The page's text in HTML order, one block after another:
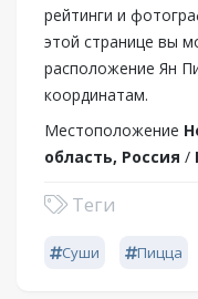
рейтинги и
этой странице вы
расположение Ян
координатам.
Местоположение
область, Россия /
Теги
Суши Пицца